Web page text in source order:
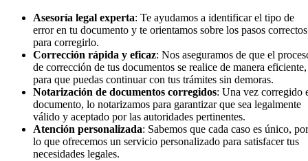
Asesoría legal experta: Te ayudamos a identificar el tipo de
error en tu documento y te orientamos sobre los pasos correctos
para corregirlo.
Corrección rápida y eficaz: Nos aseguramos de que el
de corrección de tus documentos se realice de manera eficiente,
para que puedas continuar con tus trámites sin demoras.
Notarización de documentos corregidos: Una vez corregido
documento, lo notarizamos para garantizar que sea legalmente
válido y aceptado por las autoridades pertinentes.
Atención personalizada: Sabemos que cada caso es único, por
lo que ofrecemos un servicio personalizado para satisfacer tus
necesidades legales.